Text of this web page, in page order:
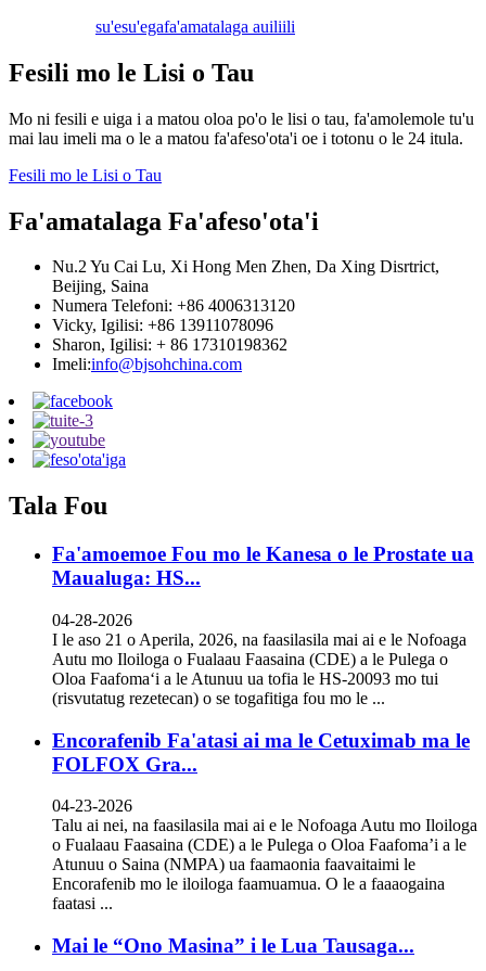
su'esu'egafa'amatalaga auiliili
Fesili mo le Lisi o Tau
Mo ni fesili e uiga i a matou oloa po'o le lisi o tau, fa'amolemole tu'u
mai lau imeli ma o le a matou fa'afeso'ota'i oe i totonu o le 24 itula.
Fesili mo le Lisi o Tau
Fa'amatalaga Fa'afeso'ota'i
Nu.2 Yu Cai Lu, Xi Hong Men Zhen, Da Xing Disrtrict,
Beijing, Saina
Numera Telefoni: +86 4006313120
Vicky, Igilisi: +86 13911078096
Sharon, Igilisi: + 86 17310198362
Imeli:info@bjsohchina.com
Tala Fou
Fa'amoemoe Fou mo le Kanesa o le Prostate ua
Maualuga: HS...
04-28-2026
I le aso 21 o Aperila, 2026, na faasilasila mai ai e le Nofoaga
Autu mo Iloiloga o Fualaau Faasaina (CDE) a le Pulega o
Oloa Faafomaʻi a le Atunuu ua tofia le HS-20093 mo tui
(risvutatug rezetecan) o se togafitiga fou mo le ...
Encorafenib Fa'atasi ai ma le Cetuximab ma le
FOLFOX Gra...
04-23-2026
Talu ai nei, na faasilasila mai ai e le Nofoaga Autu mo Iloiloga
o Fualaau Faasaina (CDE) a le Pulega o Oloa Faafoma’i a le
Atunuu o Saina (NMPA) ua faamaonia faavaitaimi le
Encorafenib mo le iloiloga faamuamua. O le a faaaogaina
faatasi ...
Mai le “Ono Masina” i le Lua Tausaga...